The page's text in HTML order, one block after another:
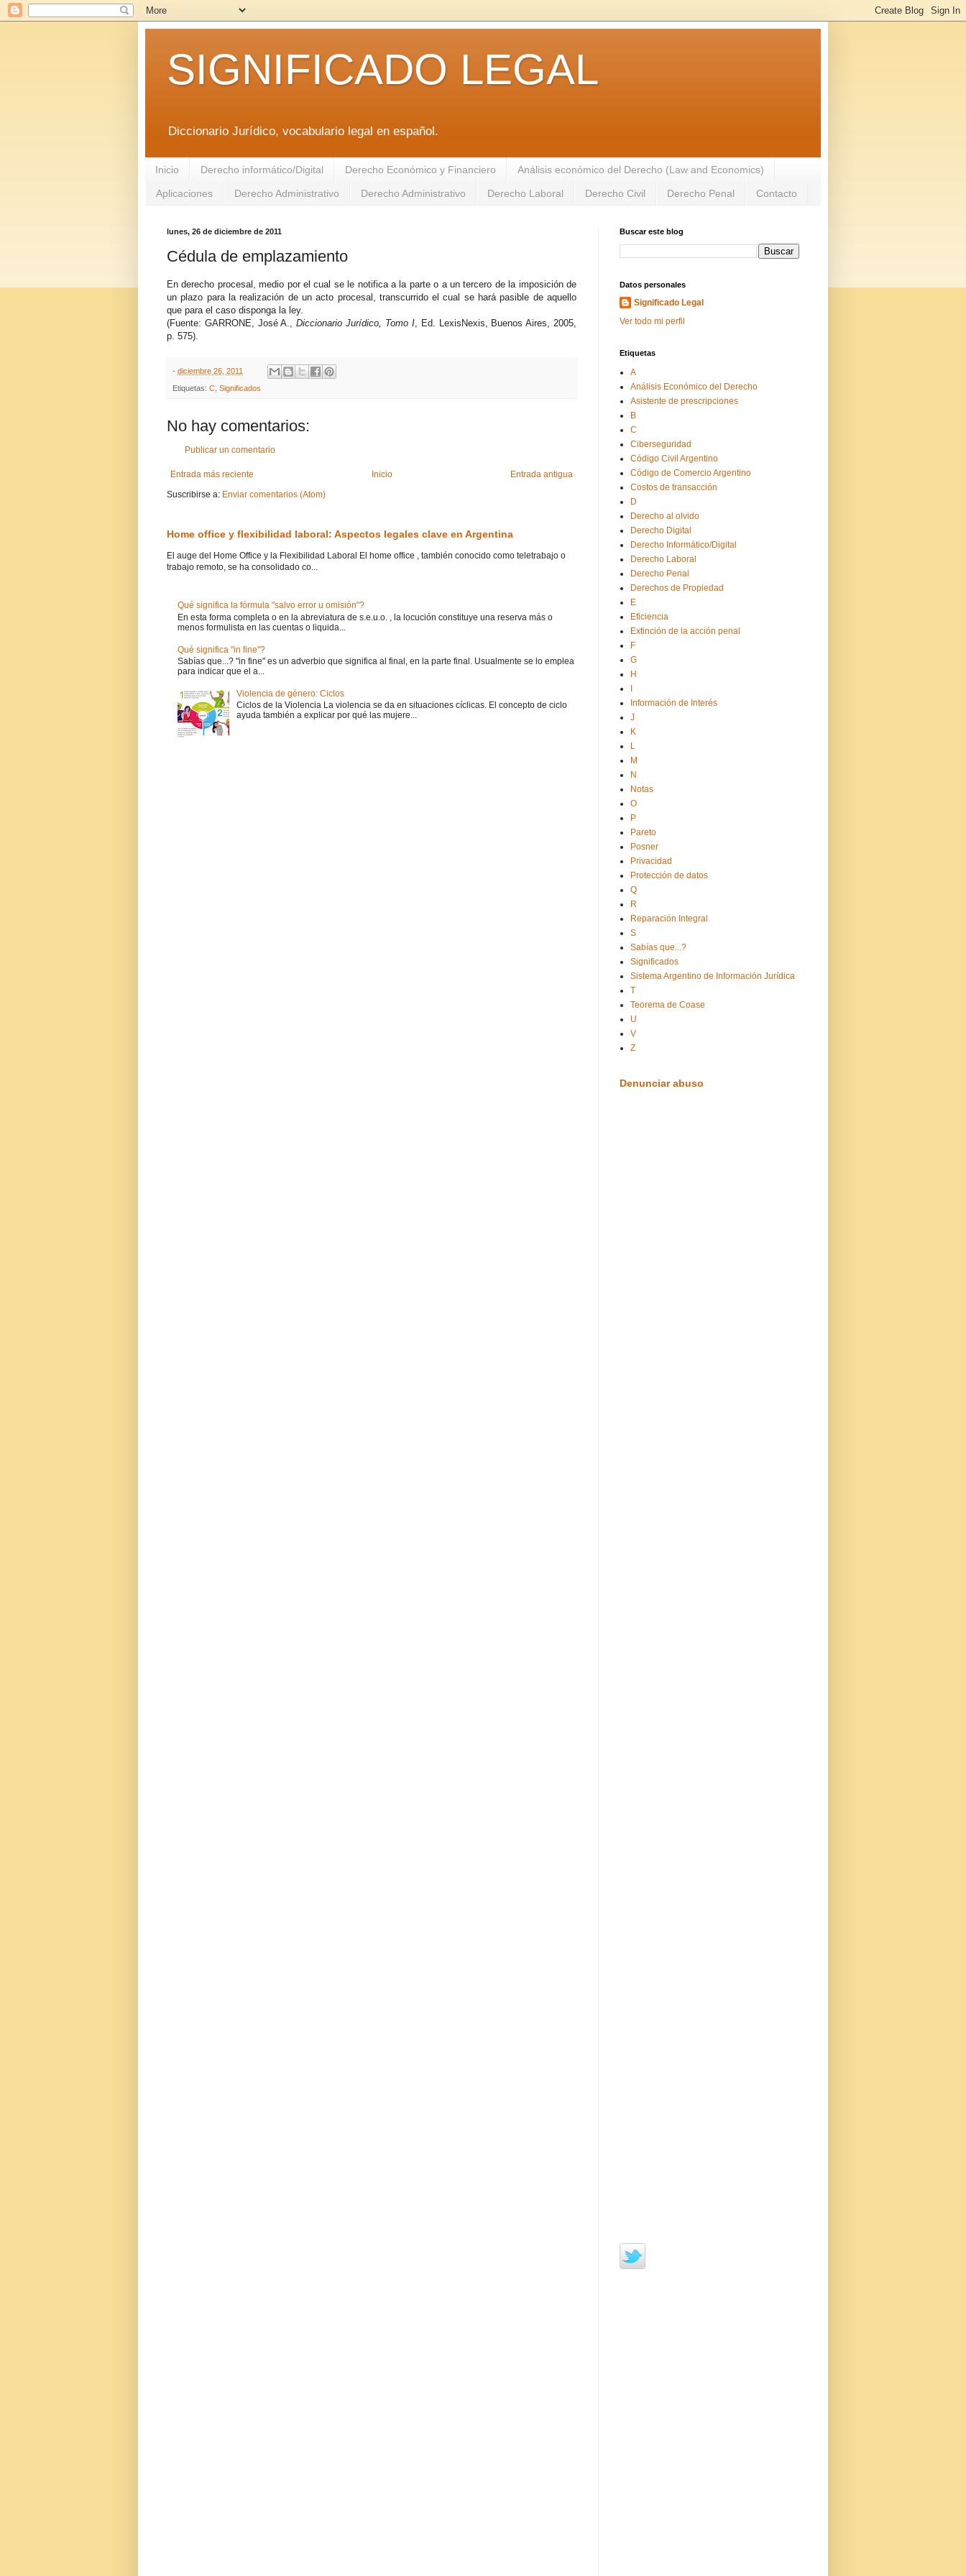
SIGNIFICADO LEGAL
Diccionario Jurídico, vocabulario legal en español.
Inicio Derecho informático/Digital Derecho Económico y Financiero Análisis económico del Derecho (Law and Economics)
Aplicaciones Derecho Administrativo Derecho Administrativo Derecho Laboral Derecho Civil Derecho Penal Contacto
lunes, 26 de diciembre de 2011
Cédula de emplazamiento
En derecho procesal, medio por el cual se le notifica a la parte o a un tercero de la imposición de
un plazo para la realización de un acto procesal, transcurrido el cual se hará pasible de aquello
que para el caso disponga la ley.
(Fuente: GARRONE, José A.,Diccionario Jurídico, Tomo I, Ed. LexisNexis, Buenos Aires, 2005,
p. 575).
- diciembre 26, 2011
Etiquetas: C Significados
No hay comentarios:
Publicar un comentario
Entrada más reciente Entrada antigua
Inicio
Suscribirse a: Enviar comentarios (Atom)
Home office y flexibilidad laboral: Aspectos legales clave en Argentina
El auge del Home Office y la Flexibilidad Laboral El home office , también conocido como teletrabajo o
trabajo remoto, se ha consolidado co...
Qué significa la fórmula "salvo error u omisión"?
En esta forma completa o en la abreviatura de s.e.u.o. , la locución constituye una reserva más o
menos formulista en las cuentas o liquida...
Qué significa "in fine"?
Sabías que...? "in fine" es un adverbio que significa al final, en la parte final. Usualmente se lo emplea
para indicar que el a...
Violencia de género: Ciclos
Ciclos de la Violencia La violencia se da en situaciones cíclicas. El concepto de ciclo
ayuda también a explicar por qué las mujere...
Buscar este blog
Datos personales
Significado Legal
Ver todo mi perfil
Etiquetas
A
Análisis Económico del Derecho
Asistente de prescripciones
B
C
Ciberseguridad
Código Civil Argentino
Código de Comercio Argentino
Costos de transacción
D
Derecho al olvido
Derecho Digital
Derecho Informático/Digital
Derecho Laboral
Derecho Penal
Derechos de Propiedad
E
Eficiencia
Extinción de la acción penal
F
G
H
Información de Interés
J
K
L
M
N
Notas
O
P
Pareto
Posner
Privacidad
Protección de datos
Q
R
Reparación Integral
S
Sabías que...?
Significados
Sistema Argentino de Información Jurídica
T
Teorema de Coase
U
V
Z
Denunciar abuso